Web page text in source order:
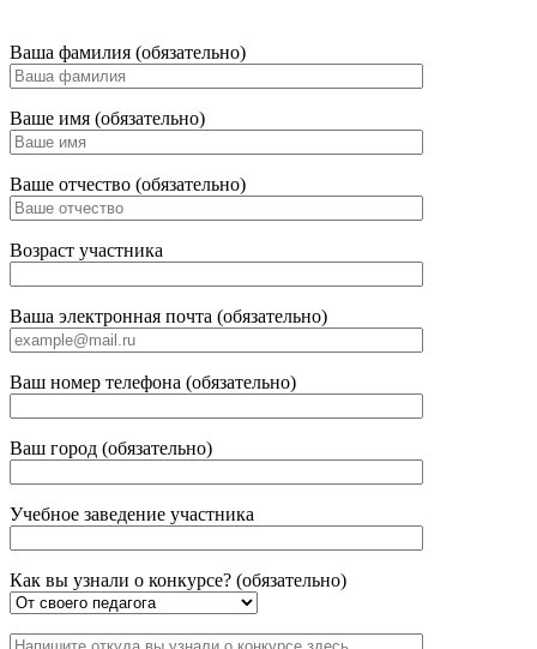
Ваша фамилия (обязательно)
Ваше имя (обязательно)
Ваше отчество (обязательно)
Возраст участника
Ваша электронная почта (обязательно)
Ваш номер телефона (обязательно)
Ваш город (обязательно)
Учебное заведение участника
Как вы узнали о конкурсе? (обязательно)